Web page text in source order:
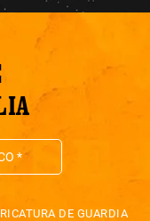
DE GUARDIA